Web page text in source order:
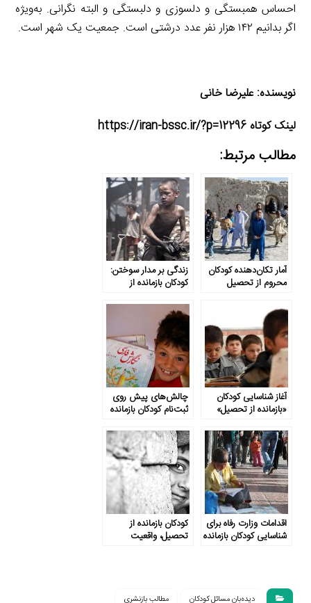
احساس همبستگی و دلسوزی و دلبستگی و البته نگرانی. به‌ویژه
اگر بدانیم ۱۴۲ هزار نفر عدد درشتی است. جمعیت یک شهر است.
نویسنده: علیرضا خانی
لینک کوتاه https://iran-bssc.ir/?p=12296
مطالب مرتبط:
آمار تکان‌دهنده کودکان
محروم از تحصیل
زندگی بر مدار سوختن:
کودکان بازمانده از
سیستان‌وبلوچستان
وارد چرخه قاچاق
سوخت می شوند
آغاز شناسایی کودکان
«بازمانده از تحصیل»
چالش‌های پیش روی
ثبت‌نام کودکان بازمانده
اقدامات وزارت رفاه برای
شناسایی کودکان بازمانده
کودکان بازمانده از
تحصیل، واقعیت
دیده‌بان مسائل کودکان مطالب بازنشری